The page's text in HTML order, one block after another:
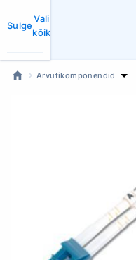
Sulge
Vali
kõik
Arvutikomponendid